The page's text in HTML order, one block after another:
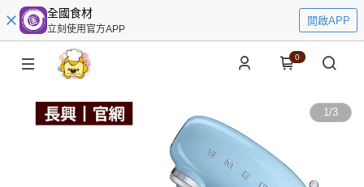
全國食材
立刻使用官方APP
開啟APP
0
1/3